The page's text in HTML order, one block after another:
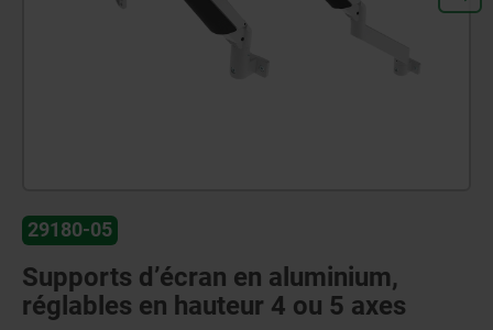
29180-05
Supports d’écran en aluminium,
réglables en hauteur 4 ou 5 axes